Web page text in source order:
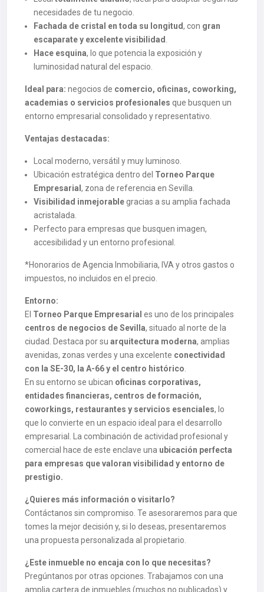
necesidades de tu negocio.
Fachada de cristal en toda su longitud, con gran
escaparate y excelente visibilidad
Hace esquina, lo que potencia la exposición y
luminosidad natural del espacio.
Ideal para: negocios de comercio, oficinas, coworking,
academias o servicios profesionales que busquen un
entorno empresarial consolidado y representativo.
Ventajas destacadas:
Local moderno, versátil y muy luminoso.
Ubicación estratégica dentro del Torneo Parque
Empresarial , zona de referencia en Sevilla.
Visibilidad inmejorablegracias a su amplia fachada
acristalada.
Perfecto para empresas que busquen imagen,
accesibilidad y un entorno profesional.
*Honorarios de Agencia Inmobiliaria, IVA y otros gastos o
impuestos, no incluidos en el precio.
Entorno:
El Torneo Parque Empresarial es uno de los principales
centros de negocios de Sevilla, situado al norte de la
ciudad. Destaca por su arquitectura moderna, amplias
avenidas, zonas verdes y una excelente conectividad
con la SE-30, la A-66 y el centro histórico
En su entorno se ubican oficinas corporativas,
entidades financieras, centros de formación,
coworkings, restaurantes y servicios esenciales, lo
que lo convierte en un espacio ideal para el desarrollo
empresarial. La combinación de actividad profesional y
comercial hace de este enclave una ubicación perfecta
para empresas que valoran visibilidad y entorno de
prestigio.
¿Quieres más información o visitarlo?
Contáctanos sin compromiso. Te asesoraremos para que
tomes la mejor decisión y, si lo deseas, presentaremos
una propuesta personalizada al propietario.
¿Este inmueble no encaja con lo que necesitas?
Pregúntanos por otras opciones. Trabajamos con una
amplia cartera de inmuebles (muchos no publicados) y